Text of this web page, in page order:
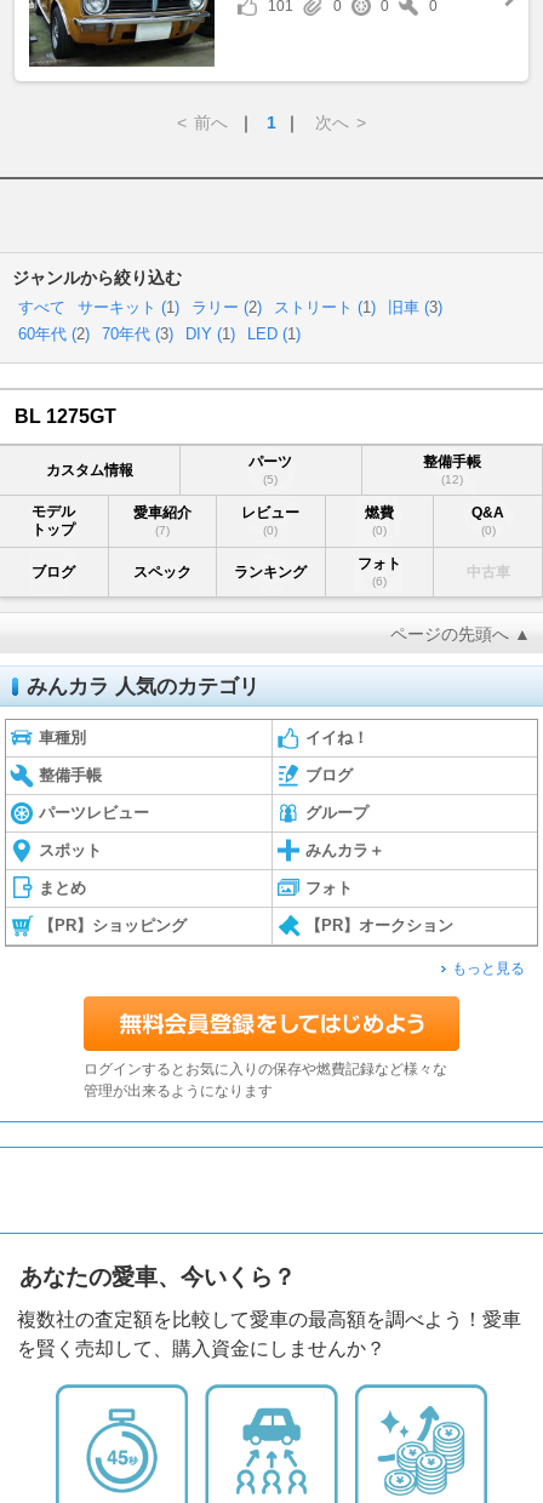
101 0 0 0
< 前へ ｜ 1 ｜ 次へ >
ジャンルから絞り込む
すべて サーキット (1) ラリー (2) ストリート (1) 旧車 (3)
60年代 (2) 70年代 (3) DIY (1) LED (1)
BL 1275GT
カスタム情報 パーツ
(5)
整備手帳
(12)
モデル
トップ
愛車紹介
(7)
レビュー
(0)
燃費
(0)
Q&A
(0)
ブログ スペック ランキング フォト
(6)
中古車
ページの先頭へ ▲
みんカラ 人気のカテゴリ
車種別 イイね！
整備手帳 ブログ
パーツレビュー グループ
スポット みんカラ＋
まとめ フォト
【PR】ショッピング 【PR】オークション
もっと見る
ログインするとお気に入りの保存や燃費記録など様々な
管理が出来るようになります
あなたの愛車、今いくら？
複数社の査定額を比較して愛車の最高額を調べよう！愛車
を賢く売却して、購入資金にしませんか？